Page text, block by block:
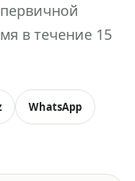
в течение 15
WhatsApp